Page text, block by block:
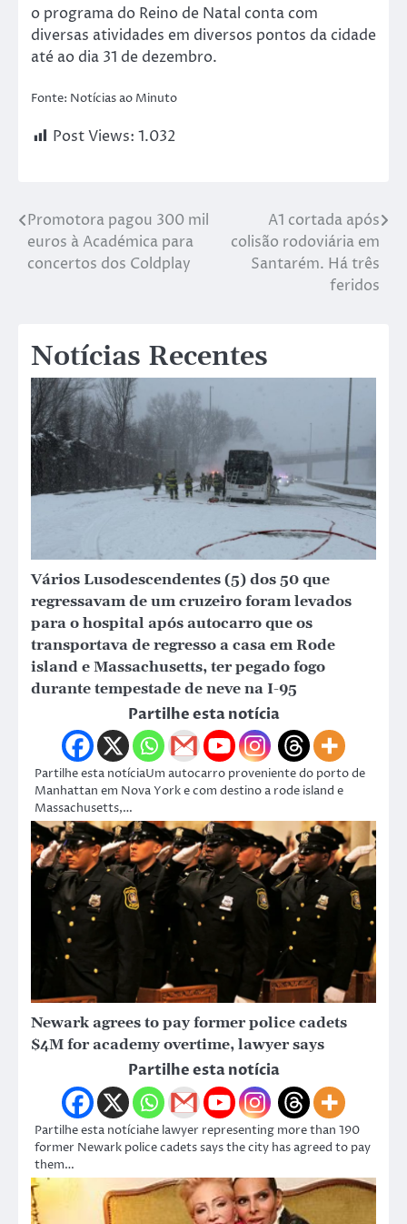
o programa do Reino de Natal conta com
diversas atividades em diversos pontos da cidade
até ao dia 31 de dezembro.
Fonte: Notícias ao Minuto
Post Views: 1.032
Promotora pagou 300 mil
euros à Académica para
concertos dos Coldplay
A1 cortada após
colisão rodoviária em
Santarém. Há três
feridos
Notícias Recentes
Vários Lusodescendentes (5) dos 50 que
regressavam de um cruzeiro foram levados
para o hospital após autocarro que os
transportava de regresso a casa em Rode
island e Massachusetts, ter pegado fogo
durante tempestade de neve na I-95
Partilhe esta notícia
Partilhe esta notíciaUm autocarro proveniente do porto de
Manhattan em Nova York e com destino a rode island e
Massachusetts,…
Newark agrees to pay former police cadets
$4M for academy overtime, lawyer says
Partilhe esta notícia
Partilhe esta notíciahe lawyer representing more than 190
former Newark police cadets says the city has agreed to pay
them…